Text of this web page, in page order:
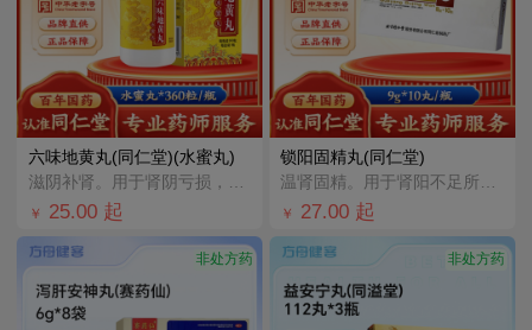
六味地黄丸(同仁堂)(水蜜丸)
￥ 25.00 起
锁阳固精丸(同仁堂)
￥ 27.00 起
非处方药 非处方药